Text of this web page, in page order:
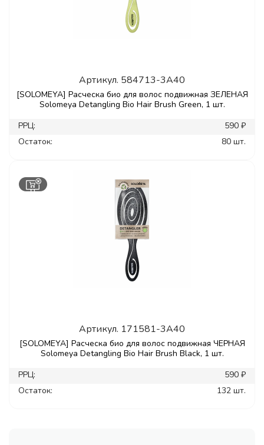
Артикул. 584713-3A40
[SOLOMEYA] Расческа био для волос подвижная ЗЕЛЕНАЯ
Solomeya Detangling Bio Hair Brush Green, 1 шт.
РРЦ:
590 ₽
Остаток:
80 шт.
Артикул. 171581-3A40
[SOLOMEYA] Расческа био для волос подвижная ЧЕРНАЯ
Solomeya Detangling Bio Hair Brush Black, 1 шт.
РРЦ:
590 ₽
Остаток:
132 шт.